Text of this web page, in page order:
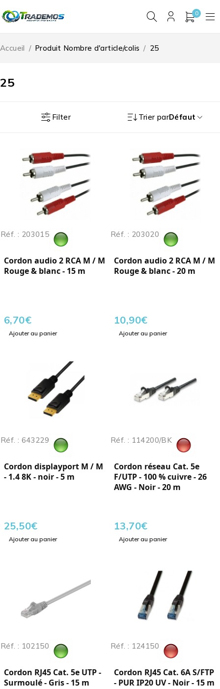
0
25
Accueil / Produit Nombre d'article/colis / 25
Filter Trier parDéfaut
Réf. : 203015
Cordon audio 2 RCA M / M
Rouge & blanc - 15 m
6,70€
Ajouter au panier
Réf. : 203020
Cordon audio 2 RCA M / M
Rouge & blanc - 20 m
10,90€
Ajouter au panier
Réf. : 643229
Cordon displayport M / M
- 1.4 8K - noir - 5 m
25,50€
Ajouter au panier
Réf. : 114200/BK
Cordon réseau Cat. 5e
F/UTP - 100 % cuivre - 26
AWG - Noir - 20 m
13,70€
Ajouter au panier
Réf. : 102150
Cordon RJ45 Cat. 5e UTP -
Surmoulé - Gris - 15 m
Réf. : 124150
Cordon RJ45 Cat. 6A S/FTP
- PUR IP20 UV - Noir - 15 m